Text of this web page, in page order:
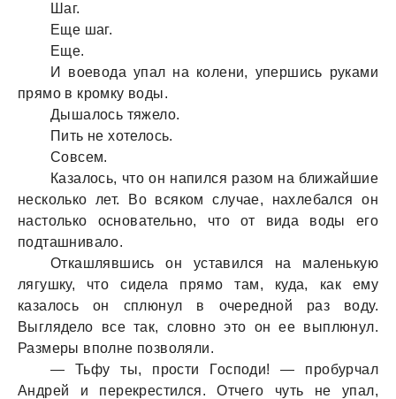
Шаг.
Еще шаг.
Еще.
И воевода упал на колени, упершись руками
прямо в кромку воды.
Дышалось тяжело.
Пить не хотелось.
Совсем.
Казалось, что он напился разом на ближайшие
несколько лет. Во всяком случае, нахлебался он
настолько основательно, что от вида воды его
подташнивало.
Откашлявшись он уставился на маленькую
лягушку, что сидела прямо там, куда, как ему
казалось он сплюнул в очередной раз воду.
Выглядело все так, словно это он ее выплюнул.
Размеры вполне позволяли.
— Тьфу ты, прости Господи! — пробурчал
Андрей и перекрестился. Отчего чуть не упал,